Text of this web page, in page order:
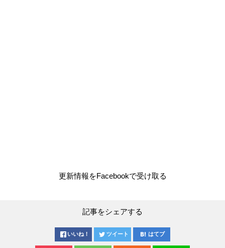
更新情報をFacebookで受け取る
記事をシェアする
いいね！ ツイート はてブ